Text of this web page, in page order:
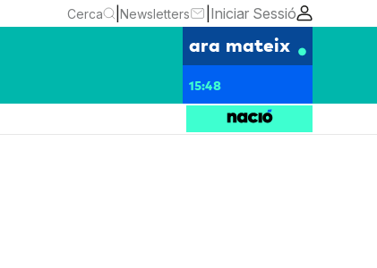
Cerca Newsletters Iniciar Sessió
ara mateix
15:48